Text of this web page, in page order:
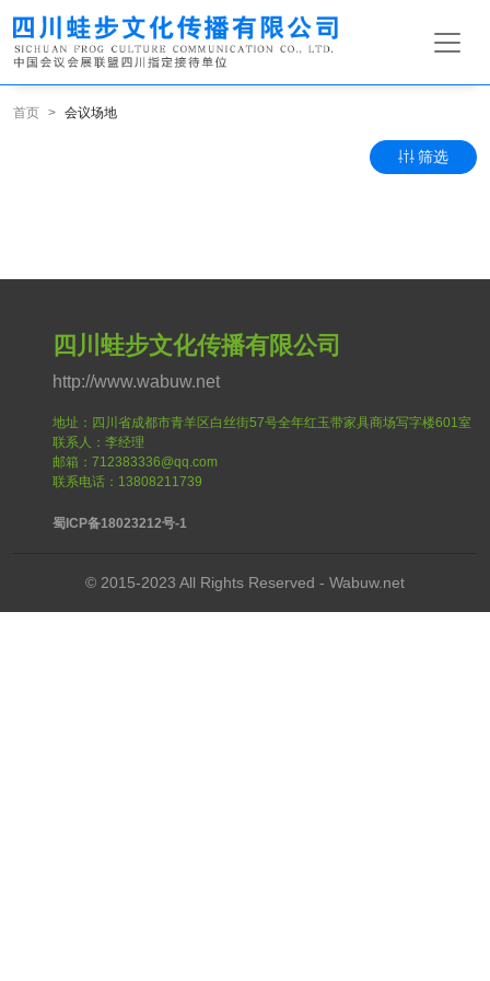
首页 会议场地
筛选
四川蛙步文化传播有限公司
http://www.wabuw.net
地址：四川省成都市青羊区白丝街57号全年红玉带家具商场写字楼601室
联系人：李经理
邮箱：712383336@qq.com
联系电话：13808211739
蜀ICP备18023212号-1
© 2015-2023 All Rights Reserved - Wabuw.net